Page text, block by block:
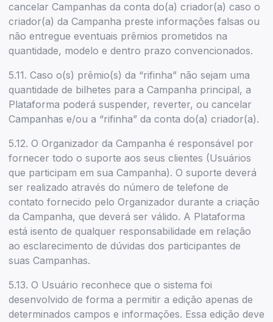
cancelar Campanhas da conta do(a) criador(a) caso o
criador(a) da Campanha preste informações falsas ou
não entregue eventuais prêmios prometidos na
quantidade, modelo e dentro prazo convencionados.
5.11. Caso o(s) prêmio(s) da “rifinha” não sejam uma
quantidade de bilhetes para a Campanha principal, a
Plataforma poderá suspender, reverter, ou cancelar
Campanhas e/ou a “rifinha” da conta do(a) criador(a).
5.12. O Organizador da Campanha é responsável por
fornecer todo o suporte aos seus clientes (Usuários
que participam em sua Campanha). O suporte deverá
ser realizado através do número de telefone de
contato fornecido pelo Organizador durante a criação
da Campanha, que deverá ser válido. A Plataforma
está isento de qualquer responsabilidade em relação
ao esclarecimento de dúvidas dos participantes de
suas Campanhas.
5.13. O Usuário reconhece que o sistema foi
desenvolvido de forma a permitir a edição apenas de
determinados campos e informações. Essa edição deve